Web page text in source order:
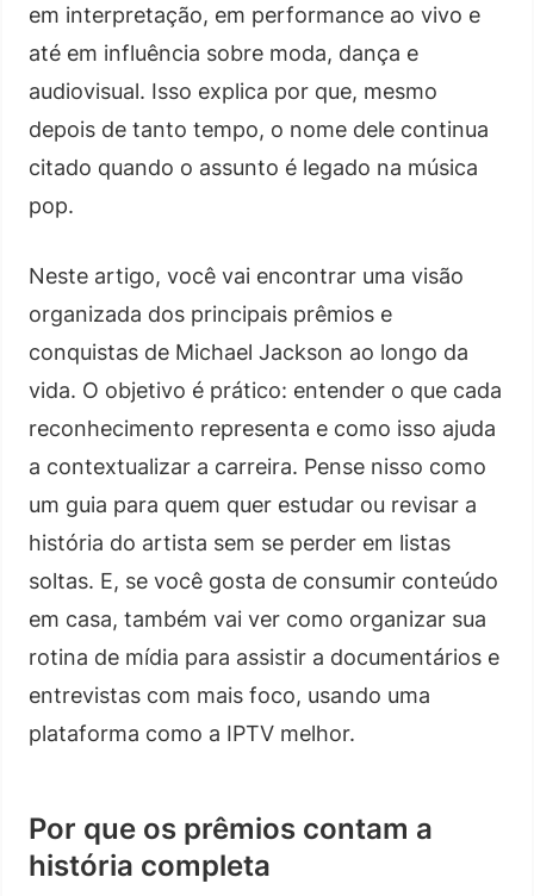
em interpretação, em performance ao vivo e
até em influência sobre moda, dança e
audiovisual. Isso explica por que, mesmo
depois de tanto tempo, o nome dele continua
citado quando o assunto é legado na música
pop.
Neste artigo, você vai encontrar uma visão
organizada dos principais prêmios e
conquistas de Michael Jackson ao longo da
vida. O objetivo é prático: entender o que cada
reconhecimento representa e como isso ajuda
a contextualizar a carreira. Pense nisso como
um guia para quem quer estudar ou revisar a
história do artista sem se perder em listas
soltas. E, se você gosta de consumir conteúdo
em casa, também vai ver como organizar sua
rotina de mídia para assistir a documentários e
entrevistas com mais foco, usando uma
plataforma como a IPTV melhor.
Por que os prêmios contam a
história completa